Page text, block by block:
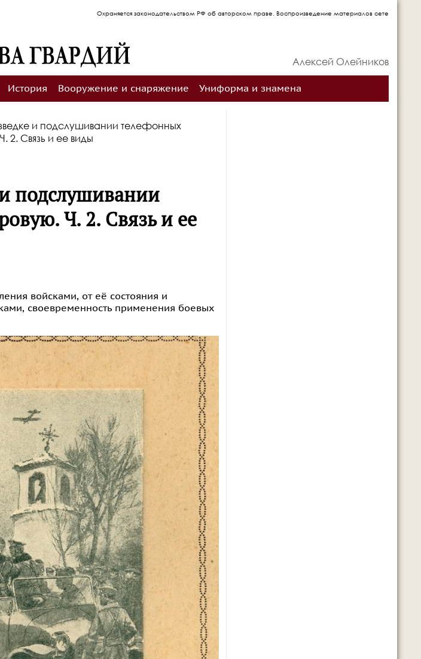
Охраняется законодательством РФ об авторском праве. Воспроизведение материалов сетевого издания запрещается без
Алексей Олейников
История Вооружение и снаряжение Униформа и знамена
и подслушивании телефонных
2. Связь и ее виды
подслушивании
Ч. 2. Связь и ее
войсками, от её состояния и
своевременность применения боевых